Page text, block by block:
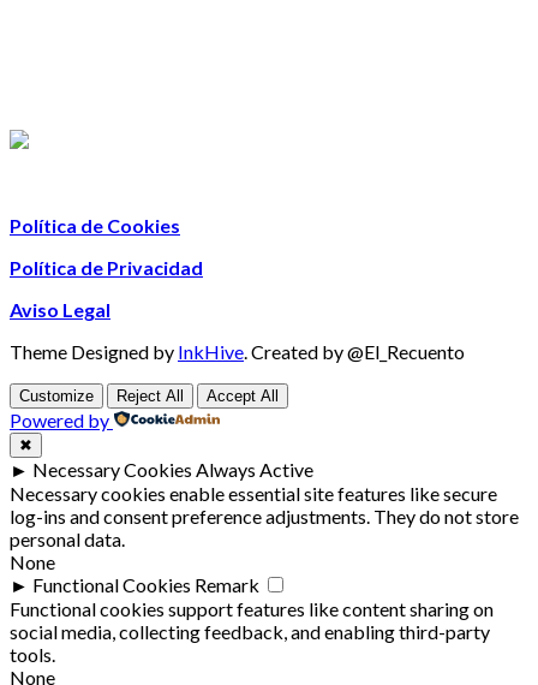
Política de Cookies
Política de Privacidad
Aviso Legal
Theme Designed by InkHive Created by @El_Recuento
Customize Reject All Accept All
Powered by
✖
► Necessary Cookies Always Active
Necessary cookies enable essential site features like secure
log-ins and consent preference adjustments. They do not store
personal data.
None
► Functional Cookies Remark
Functional cookies support features like content sharing on
social media, collecting feedback, and enabling third-party
tools.
None